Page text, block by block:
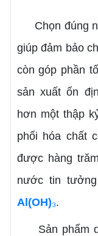
Chọn đúng
giúp đảm bảo
còn góp phần
sản xuất ổn
hơn một thập
phối hóa chất
được hàng
nước tin
Al(OH)₃.
Sản phẩm